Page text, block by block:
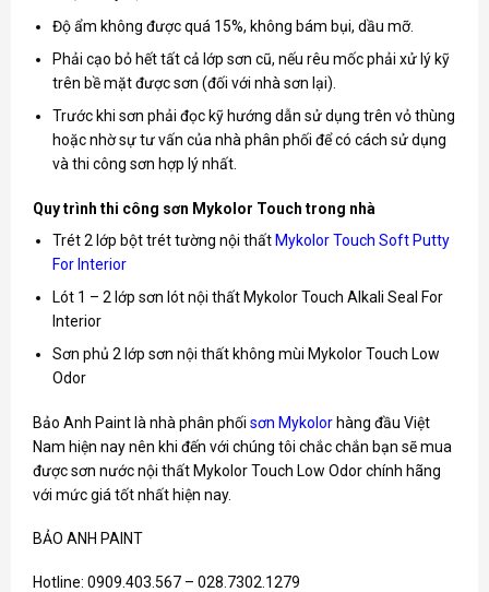
Độ ẩm không được quá 15%, không bám bụi, dầu mỡ.
Phải cạo bỏ hết tất cả lớp sơn cũ, nếu rêu mốc phải xử lý kỹ
trên bề mặt được sơn (đối với nhà sơn lại).
Trước khi sơn phải đọc kỹ hướng dẫn sử dụng trên vỏ thùng
hoặc nhờ sự tư vấn của nhà phân phối để có cách sử dụng
và thi công sơn hợp lý nhất.
Quy trình thi công sơn Mykolor Touch trong nhà
Trét 2 lớp bột trét tường nội thấtMykolor Touch Soft Putty
For Interior
Lót 1 – 2 lớp sơn lót nội thất Mykolor Touch Alkali Seal For
Interior
Sơn phủ 2 lớp sơn nội thất không mùi Mykolor Touch Low
Odor
Bảo Anh Paint là nhà phân phối sơn Mykolorhàng đầu Việt
Nam hiện nay nên khi đến với chúng tôi chắc chắn bạn sẽ mua
được sơn nước nội thất Mykolor Touch Low Odor chính hãng
với mức giá tốt nhất hiện nay.
BẢO ANH PAINT
Hotline: 0909.403.567 – 028.7302.1279